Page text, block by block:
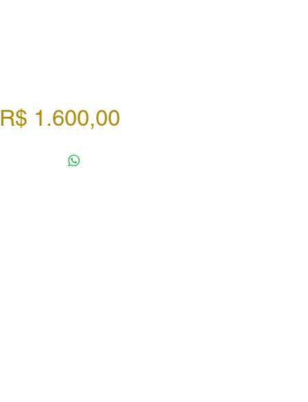
R$ 1.600,00Preço